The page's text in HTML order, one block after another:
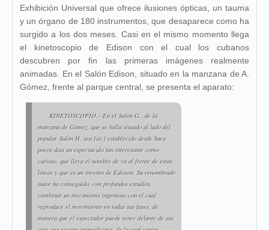
Exhibición Universal que ofrece ilusiones ópticas, un tauma
y un órgano de 180 instrumentos, que desaparece como ha
surgido a los dos meses. Casi en el mismo momento llega
el kinetoscopio de Edison con el cual los cubanos
descubren por fin las primeras imágenes realmente
animadas. En el Salón Edison, situado en la manzana de A.
Gómez, frente al parque central, se presenta el aparato:
KINETOSCOPIO.– En el Salón G., de la
manzana de Gómez, que se halla situado al lado del
popular Salón H, sea [sic] establecido desde hace
pocos días un espectáculo tan interesante como
curioso, que lleva el nombre de va al frente de estas
líneas y que es un invento de Edisson. Su renombrado
autor ha conseguido, con profundos estudios,
combinar un mecanismo ingenioso con el cual
reproduce el movimiento en todas sus fases, de
manera que el espectador puede tener delante de sus